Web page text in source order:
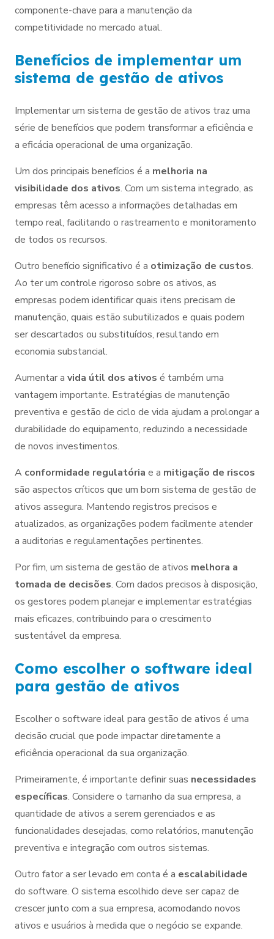
componente-chave para a manutenção da
competitividade no mercado atual.
Benefícios de implementar um
sistema de gestão de ativos
Implementar um sistema de gestão de ativos traz uma
série de benefícios que podem transformar a eficiência e
a eficácia operacional de uma organização.
Um dos principais benefícios é a melhoria na
visibilidade dos ativos. Com um sistema integrado, as
empresas têm acesso a informações detalhadas em
tempo real, facilitando o rastreamento e monitoramento
de todos os recursos.
Outro benefício significativo é a otimização de custos.
Ao ter um controle rigoroso sobre os ativos, as
empresas podem identificar quais itens precisam de
manutenção, quais estão subutilizados e quais podem
ser descartados ou substituídos, resultando em
economia substancial.
Aumentar a vida útil dos ativos é também uma
vantagem importante. Estratégias de manutenção
preventiva e gestão de ciclo de vida ajudam a prolongar a
durabilidade do equipamento, reduzindo a necessidade
de novos investimentos.
A conformidade regulatória e a mitigação de riscos
são aspectos críticos que um bom sistema de gestão de
ativos assegura. Mantendo registros precisos e
atualizados, as organizações podem facilmente atender
a auditorias e regulamentações pertinentes.
Por fim, um sistema de gestão de ativos melhora a
tomada de decisões. Com dados precisos à disposição,
os gestores podem planejar e implementar estratégias
mais eficazes, contribuindo para o crescimento
sustentável da empresa.
Como escolher o software ideal
para gestão de ativos
Escolher o software ideal para gestão de ativos é uma
decisão crucial que pode impactar diretamente a
eficiência operacional da sua organização.
Primeiramente, é importante definir suas necessidades
específicas. Considere o tamanho da sua empresa, a
quantidade de ativos a serem gerenciados e as
funcionalidades desejadas, como relatórios, manutenção
preventiva e integração com outros sistemas.
Outro fator a ser levado em conta é a escalabilidade
do software. O sistema escolhido deve ser capaz de
crescer junto com a sua empresa, acomodando novos
ativos e usuários à medida que o negócio se expande.